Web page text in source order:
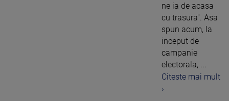
ne ia de acasa
cu trasura". Asa
spun acum, la
inceput de
campanie
electorala, ...
Citeste mai mult
›